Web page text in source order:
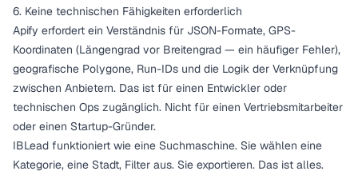
6. Keine technischen Fähigkeiten erforderlich
Apify erfordert ein Verständnis für JSON-Formate, GPS-
Koordinaten (Längengrad vor Breitengrad — ein häufiger Fehler),
geografische Polygone, Run-IDs und die Logik der Verknüpfung
zwischen Anbietern. Das ist für einen Entwickler oder
technischen Ops zugänglich. Nicht für einen Vertriebsmitarbeiter
oder einen Startup-Gründer.
IBLead funktioniert wie eine Suchmaschine. Sie wählen eine
Kategorie, eine Stadt, Filter aus. Sie exportieren. Das ist alles.